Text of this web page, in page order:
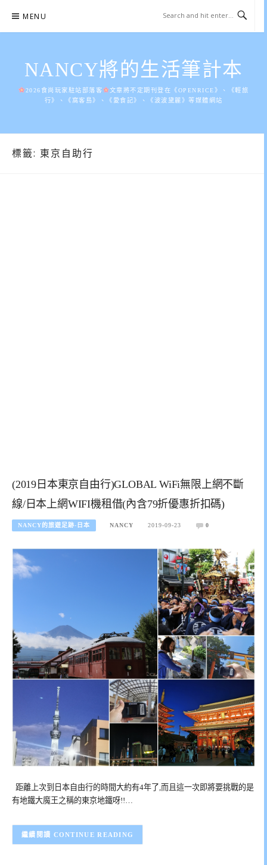
content
MENU
NANCY將的生活筆計本
2026食尚玩家駐站部落客
文章將不定期刊登在《OPENRICE》、《輕旅
行》、《窩客島》、《愛食記》、《波波黛麗》等媒體網站
標籤: 東京自助行
(2019日本東京自由行)GLOBAL WiFi無限上網不斷
線/日本上網WIFI機租借(內含79折優惠折扣碼)
NANCY的旅遊足跡-日本 NANCY 2019-09-23 0
距離上次到日本自由行的時間大約有4年了,而且這一次即將要挑戰的是
有地鐵大魔王之稱的東京地鐵呀!!…
CONTINUE READING